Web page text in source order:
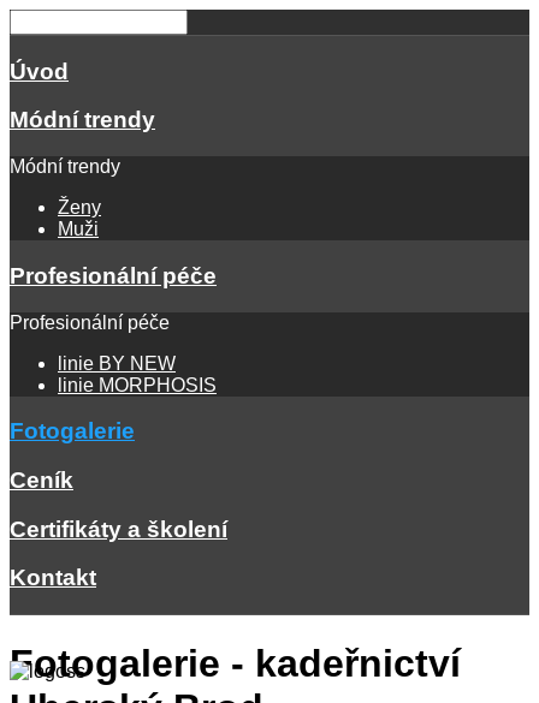
Úvod
Módní trendy
Módní trendy
Ženy
Muži
Profesionální péče
Profesionální péče
linie BY NEW
linie MORPHOSIS
Fotogalerie
Ceník
Certifikáty a školení
Kontakt
Fotogalerie - kadeřnictví